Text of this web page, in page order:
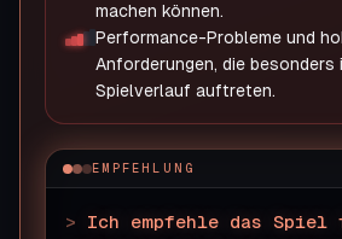
machen können.
Performance-Probleme und
Anforderungen, die besonders
Spielverlauf auftreten.
EMPFEHLUNG
> Ich empfehle das Spiel